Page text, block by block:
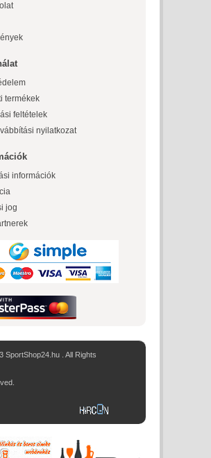
termékek
feltételek
nyilatkozat
információk
jog
SportShop24.hu . All Rights